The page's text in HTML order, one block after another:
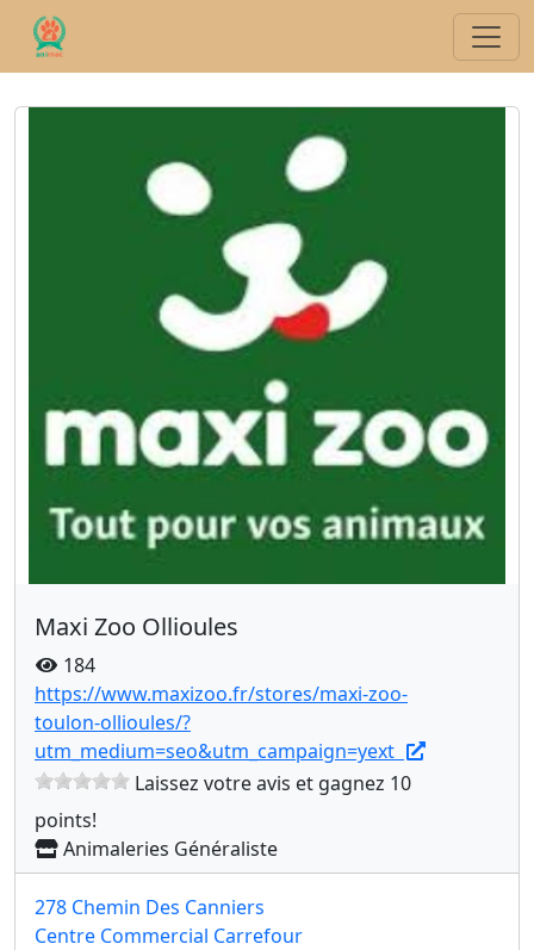
Maxi Zoo Ollioules
184
https://www.maxizoo.fr/stores/maxi-zoo-
toulon-ollioules/?
utm_medium=seo&utm_campaign=yext
Laissez votre avis et gagnez 10
points!
Animaleries Généraliste
278 Chemin Des Canniers
Centre Commercial Carrefour